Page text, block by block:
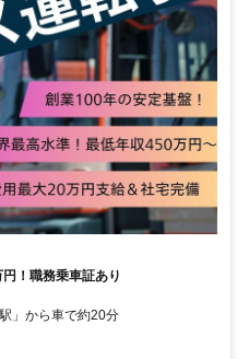
！職務乗車証あり
」から車で約20分